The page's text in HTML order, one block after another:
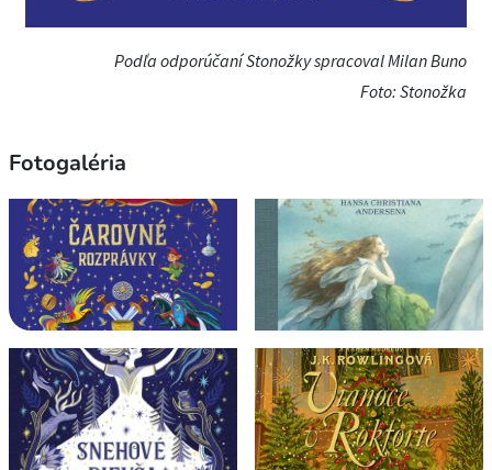
Podľa odporúčaní Stonožky spracoval Milan Buno
Foto: Stonožka
Fotogaléria